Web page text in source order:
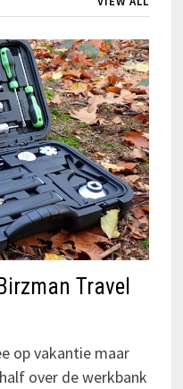
Travel
op vakantie maar
over de werkbank